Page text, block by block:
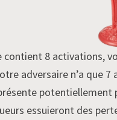
contient 8 activations,
adversaire n’a que
potentiellement
essuieront des